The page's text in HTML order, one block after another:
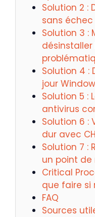
Solution 2 :
sans échec
Solution 3 :
désinstaller
Solution 4 :
jour
Solution 5 :
antivirus
Solution 6 :
dur avec
Solution 7 :
un point
Critical
que faire si
FAQ
Sources